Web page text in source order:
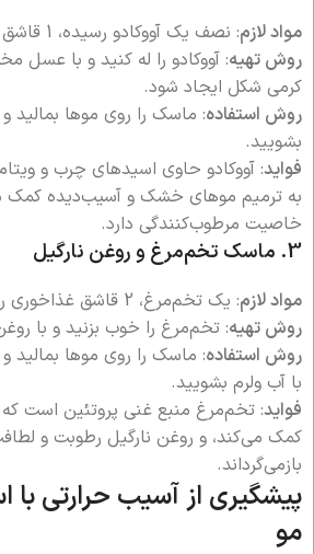
مواد لازم: نصف یک آووکادو رسیده، 1 قاشق غذاخوری عسل.
روش تهیه: آووکادو را له کنید و با عسل
کرمی شکل ایجاد شود.
روش استفاده
بشویید.
فواید: آووکادو حاوی اسیدهای چرب و
به ترمیم موهای خشک و آسیب‌دیده کمک
خاصیت مرطوب‌کنندگی دارد.
3. ماسک تخم‌مرغ و روغن نارگیل
مواد لازم: یک تخم‌مرغ، 2 قاشق غذاخوری روغن نارگیل.
روش تهیه: تخم‌مرغ را خوب بزنید و با
روش استفاده
با آب ولرم بشویید.
فواید: تخم‌مرغ منبع غنی پروتئین است که
کمک می‌کند، و روغن نارگیل رطوبت و
بازمی‌گرداند.
پیشگیری از آسیب حرارتی با
مو